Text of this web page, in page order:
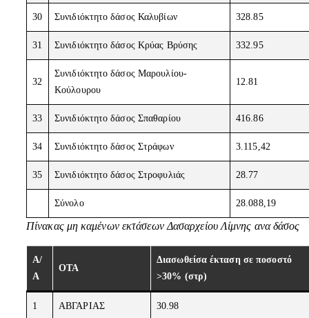
30 Συνιδιόκτητο δάσος Καλυβίων 328.85
31 Συνιδιόκτητο δάσος Κρύας Βρύσης 332.95
32
Συνιδιόκτητο δάσος Μαρουλίου-
Κούλουρου
12.81
33 Συνιδιόκτητο δάσος Σπαθαρίου 416.86
34 Συνιδιόκτητο δάσος Στράφων 3.115,42
35 Συνιδιόκτητο δάσος Στροφυλιάς 28.77
Σύνολο 28.088,19
Πίνακας μη καμένων εκτάσεων Δασαρχείου Λίμνης ανα δάσος
Α/
Α
ΟΤΑ
Διασωθείσα έκταση σε ποσοστό
>30% (στρ)
1 ΑΒΓΑΡΙΑΣ 30.98